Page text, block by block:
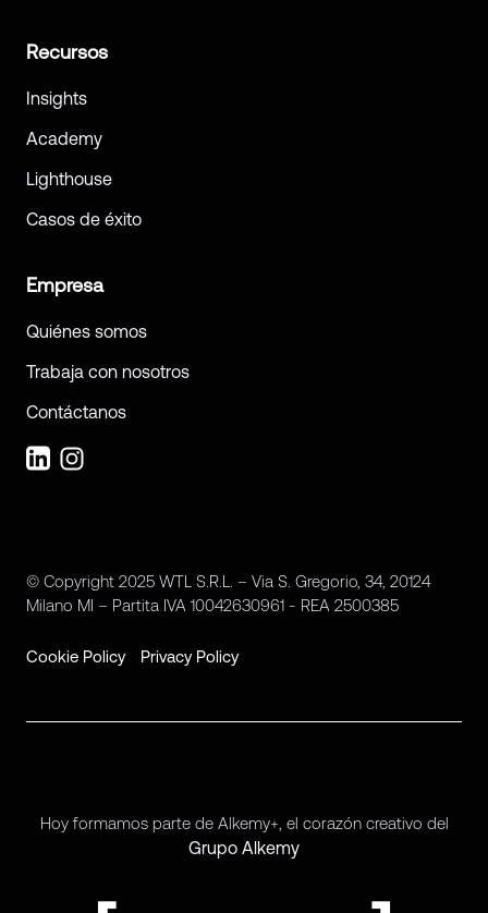
Recursos
Insights
Academy
Lighthouse
Casos de éxito
Empresa
Quiénes somos
Trabaja con nosotros
Contáctanos
© Copyright 2025 WTL S.R.L. – Via S. Gregorio, 34, 20124
Milano MI – Partita IVA 10042630961 - REA 2500385
Cookie Policy Privacy Policy
Hoy formamos parte de Alkemy+, el corazón creativo del
Grupo Alkemy